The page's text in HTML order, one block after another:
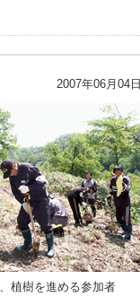
2007年06月04日
植樹を進める参加者